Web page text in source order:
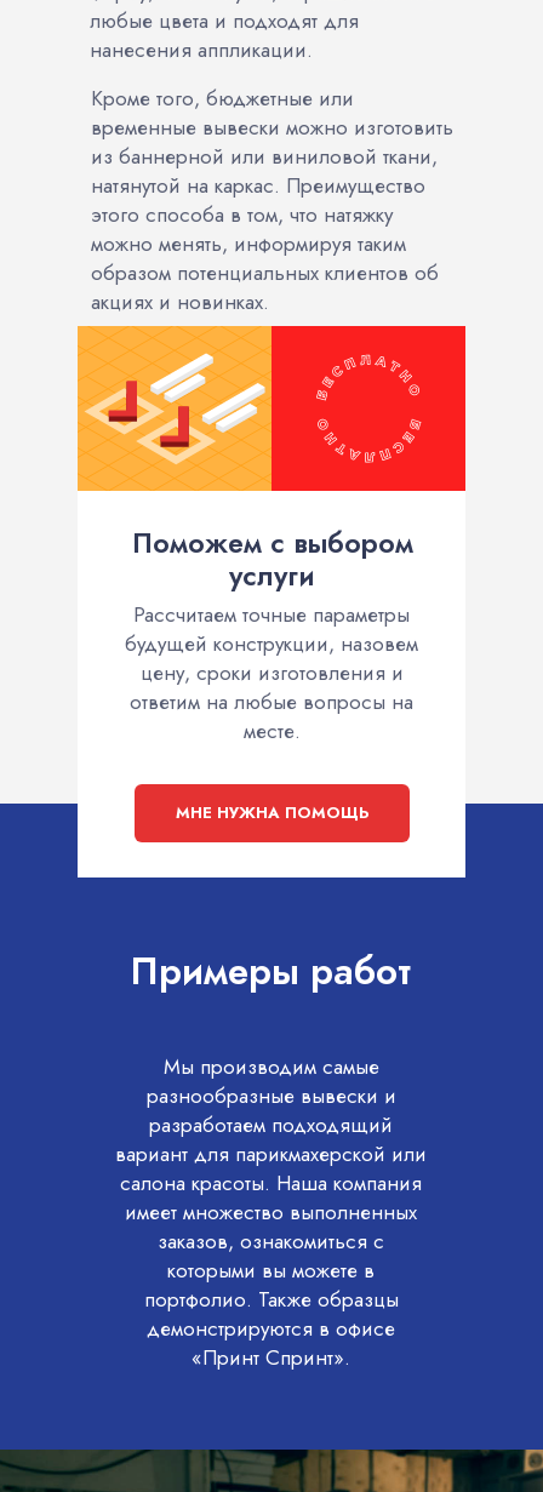
любые цвета и подходят для
нанесения аппликации.
МНЕ НУЖНА ПОМОЩЬ
Рассчитаем точные параметры
будущей конструкции, назовем
цену, сроки изготовления и
ответим на любые вопросы на
месте.
Поможем с выбором
услуги
Кроме того, бюджетные или
временные вывески можно изготовить
из баннерной или виниловой ткани,
натянутой на каркас. Преимущество
этого способа в том, что натяжку
можно менять, информируя таким
образом потенциальных клиентов об
акциях и новинках.
Примеры работ
Мы производим самые
разнообразные вывески и
разработаем подходящий
вариант для парикмахерской или
салона красоты. Наша компания
имеет множество выполненных
заказов, ознакомиться с
которыми вы можете в
портфолио. Также образцы
демонстрируются в офисе
«Принт Спринт».